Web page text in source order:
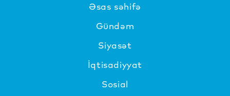
Əsas səhifə
Gündəm
Siyasət
İqtisadiyyat
Sosial